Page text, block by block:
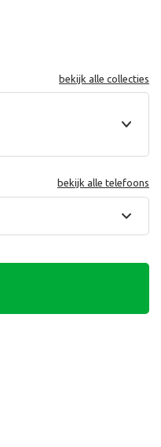
bekijk alle collecties
bekijk alle telefoons